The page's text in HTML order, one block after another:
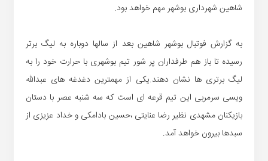
شاهین شهرداری بوشهر مهم خواهد بود.
به گزارش فوتبال بوشهر شاهین بعد از سالها دوباره به لیگ برتر
رسیده تا باز هم طرفداران پر شور تیم بوشهری با حرارت خود را به
لیگ برتری ها نشان دهند.یکی از مهمترین دغدغه های عبدالله
ویسی سرمربی این تیم قرعه ای است که سه شنبه عصر با دستان
بازیکنان مشهدی نظیر رضا عنایتی ،حسین بادامکی و خداد عزیزی از
سبدها بیرون خواهد آمد.